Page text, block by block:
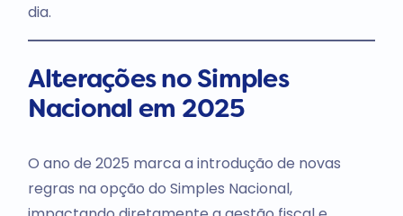
dia.
Alterações no Simples
Nacional em 2025
O ano de 2025 marca a introdução de novas
regras na opção do Simples Nacional,